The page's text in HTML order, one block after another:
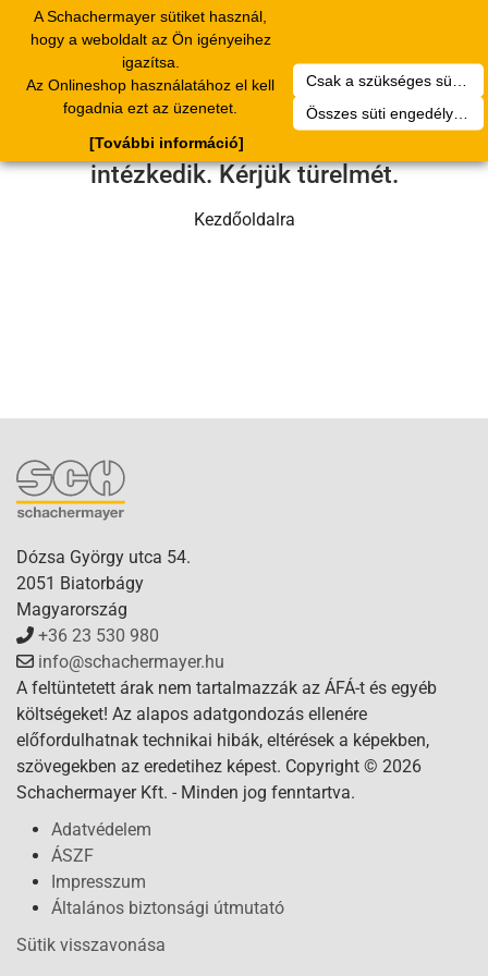
A Schachermayer sütiket használ,
hogy a weboldalt az Ön igényeihez
igazítsa.
Az Onlineshop használatához el kell
fogadnia ezt az üzenetet.
Összes süti engedélyezése
[További információ]
navigation
Sajnos technikai hiba történt.
Szervizcsapatunk hamarosan
intézkedik. Kérjük türelmét.
Kezdőoldalra
Dózsa György utca 54.
2051 Biatorbágy
Magyarország
+36 23 530 980
info@schachermayer.hu
A feltüntetett árak nem tartalmazzák az ÁFÁ-t és egyéb
költségeket! Az alapos adatgondozás ellenére
előfordulhatnak technikai hibák, eltérések a képekben,
szövegekben az eredetihez képest. Copyright © 2026
Schachermayer Kft. - Minden jog fenntartva.
Adatvédelem
ÁSZF
Impresszum
Általános biztonsági útmutató
Sütik visszavonása